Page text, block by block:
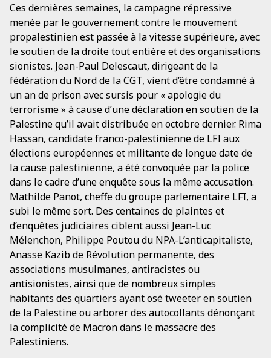
Ces dernières semaines, la campagne répressive
menée par le gouvernement contre le mouvement
propalestinien est passée à la vitesse supérieure, avec
le soutien de la droite tout entière et des organisations
sionistes. Jean-Paul Delescaut, dirigeant de la
fédération du Nord de la CGT, vient d’être condamné à
un an de prison avec sursis pour « apologie du
terrorisme » à cause d’une déclaration en soutien de la
Palestine qu’il avait distribuée en octobre dernier. Rima
Hassan, candidate franco-palestinienne de LFI aux
élections européennes et militante de longue date de
la cause palestinienne, a été convoquée par la police
dans le cadre d’une enquête sous la même accusation.
Mathilde Panot, cheffe du groupe parlementaire LFI, a
subi le même sort. Des centaines de plaintes et
d’enquêtes judiciaires ciblent aussi Jean-Luc
Mélenchon, Philippe Poutou du NPA-L’anticapitaliste,
Anasse Kazib de Révolution permanente, des
associations musulmanes, antiracistes ou
antisionistes, ainsi que de nombreux simples
habitants des quartiers ayant osé tweeter en soutien
de la Palestine ou arborer des autocollants dénonçant
la complicité de Macron dans le massacre des
Palestiniens.